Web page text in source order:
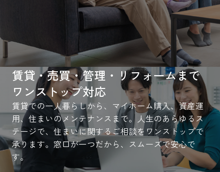
賃貸・売買・管理・リフォームまで
ワンストップ対応
賃貸での一人暮らしから、マイホーム購入、資産運
用、住まいのメンテナンスまで。人生のあらゆるス
テージで、住まいに関するご相談をワンストップで
承ります。窓口が一つだから、スムーズで安心で
す。